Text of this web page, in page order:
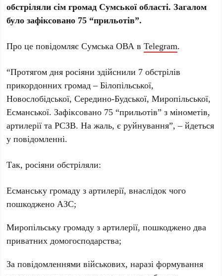
обстріляли сім громад Сумської області. Загалом
було зафіксовано 75 “прильотів”.
Про це повідомляє Сумська ОВА вTelegram.
“Протягом дня росіяни здійснили 7 обстрілів
прикордонних громад – Білопільської,
Новослобідської, Середино-Будської, Миропільської,
Есманської. Зафіксовано 75 “прильотів” з мінометів,
артилерії та РСЗВ. На жаль, є руйнування”, – йдеться
у повідомленні.
Так, росіяни обстріляли:
Есманську громаду з артилерії, внаслідок чого
пошкоджено АЗС;
Миропільську громаду з артилерії, пошкоджено два
приватних домогосподарства;
За повідомленнями військових, наразі формування